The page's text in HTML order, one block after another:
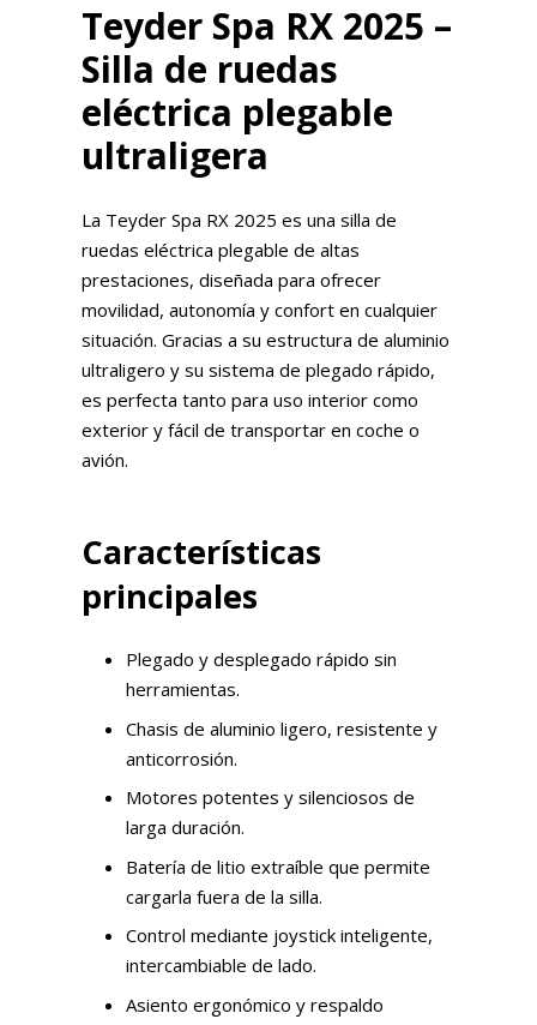
Teyder Spa RX 2025 –
Silla de ruedas
eléctrica plegable
ultraligera
La Teyder Spa RX 2025 es una silla de
ruedas eléctrica plegable de altas
prestaciones, diseñada para ofrecer
movilidad, autonomía y confort en cualquier
situación. Gracias a su estructura de aluminio
ultraligero y su sistema de plegado rápido,
es perfecta tanto para uso interior como
exterior y fácil de transportar en coche o
avión.
Características
principales
Plegado y desplegado rápido sin
herramientas.
Chasis de aluminio ligero, resistente y
anticorrosión.
Motores potentes y silenciosos de
larga duración.
Batería de litio extraíble que permite
cargarla fuera de la silla.
Control mediante joystick inteligente,
intercambiable de lado.
Asiento ergonómico y respaldo